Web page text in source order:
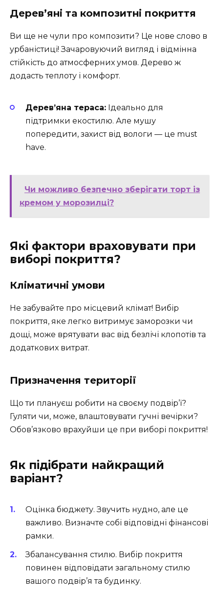
Дерев’яні та композитні покриття
Ви ще не чули про композити? Це нове слово в
урбаністиці! Зачаровуючий вигляд і відмінна
стійкість до атмосферних умов. Дерево ж
додасть теплоту і комфорт.
Дерев’яна тераса: Ідеально для
підтримки екостилю. Але мушу
попередити, захист від вологи — це must
have.
Чи можливо безпечно зберігати торт із
кремом у морозилці?
Які фактори враховувати при
виборі покриття?
Кліматичні умови
Не забувайте про місцевий клімат! Вибір
покриття, яке легко витримує заморозки чи
дощі, може врятувати вас від безлічі клопотів та
додаткових витрат.
Призначення території
Що ти плануєш робити на своєму подвір’ї?
Гуляти чи, може, влаштовувати гучні вечірки?
Обов’язково врахуйши це при виборі покриття!
Як підібрати найкращий
варіант?
Оцінка бюджету. Звучить нудно, але це
важливо. Визначте собі відповідні фінансові
рамки.
Збалансування стилю. Вибір покриття
повинен відповідати загальному стилю
вашого подвір’я та будинку.